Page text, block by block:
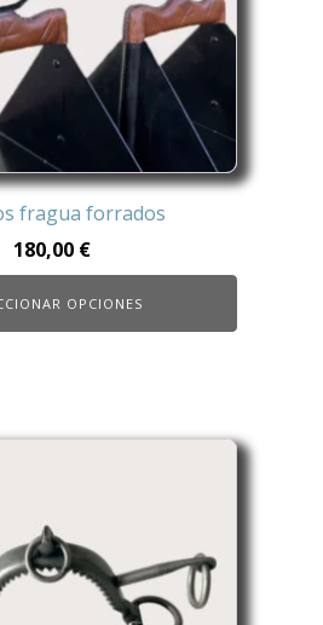
fragua forrados
180,00 €
OPCIONES